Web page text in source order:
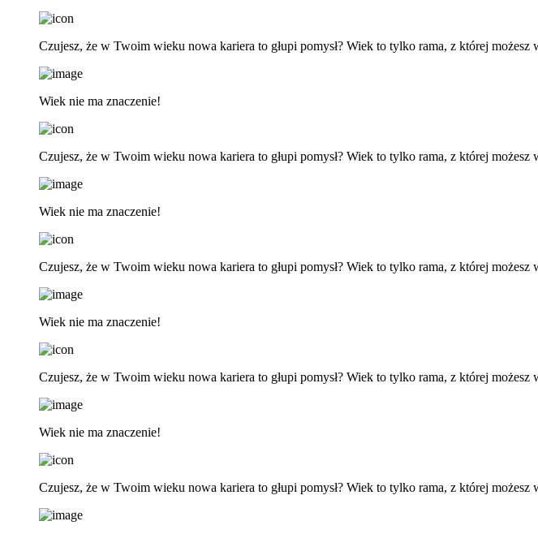
Czujesz, że w Twoim wieku nowa kariera to głupi pomysł? Wiek to tylko rama, z której
Wiek nie ma znaczenie!
Czujesz, że w Twoim wieku nowa kariera to głupi pomysł? Wiek to tylko rama, z której
Wiek nie ma znaczenie!
Czujesz, że w Twoim wieku nowa kariera to głupi pomysł? Wiek to tylko rama, z której
Wiek nie ma znaczenie!
Czujesz, że w Twoim wieku nowa kariera to głupi pomysł? Wiek to tylko rama, z której
Wiek nie ma znaczenie!
Czujesz, że w Twoim wieku nowa kariera to głupi pomysł? Wiek to tylko rama, z której